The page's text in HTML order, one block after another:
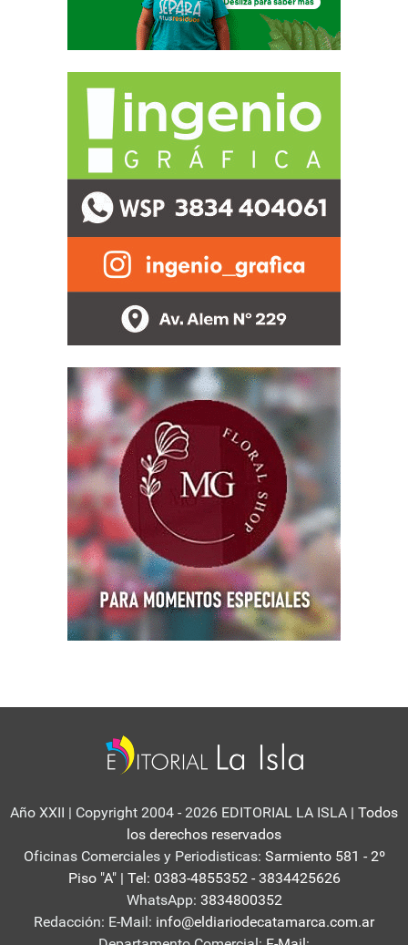
Año XXII | Copyright 2004 - 2026 EDITORIAL LA ISLA | Todos
los derechos reservados
Oficinas Comerciales y Periodisticas: Sarmiento 581 - 2º
Piso "A" | Tel: 0383-4855352 - 3834425626
WhatsApp: 3834800352
Redacción: E-Mail: info@eldiariodecatamarca.com.ar